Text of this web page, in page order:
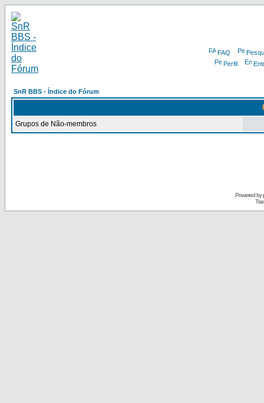
FAQ
Perfil
SnR BBS - Índice do Fórum
Grupos de Não-membros
Powered by